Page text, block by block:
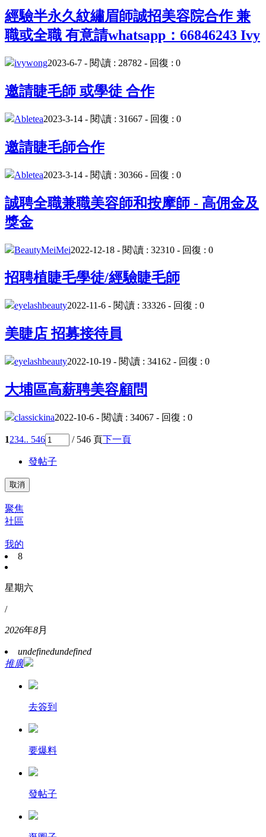
經驗半永久紋繡眉師誠招美容院合作 兼
職或全職 有意請whatsapp：66846243 Ivy
ivywong2023-6-7 - 閱\讀 : 28782 - 回復 : 0
邀請睫毛師 或學徒 合作
Abletea2023-3-14 - 閱\讀 : 31667 - 回復 : 0
邀請睫毛師合作
Abletea2023-3-14 - 閱\讀 : 30366 - 回復 : 0
誠聘全職兼職美容師和按摩師 - 高佣金及
獎金
BeautyMeiMei2022-12-18 - 閱\讀 : 32310 - 回復 : 0
招聘植睫毛學徒/經驗睫毛師
eyelashbeauty2022-11-6 - 閱\讀 : 33326 - 回復 : 0
美睫店 招募接待員
eyelashbeauty2022-10-19 - 閱\讀 : 34162 - 回復 : 0
大埔區高薪聘美容顧問
classickina2022-10-6 - 閱\讀 : 34067 - 回復 : 0
1234.. 546 / 546 頁下一頁
發帖子
取消
聚焦
社區
我的
8
星期六
/
2026年8月
undefinedundefined
推廣
去簽到
要爆料
發帖子